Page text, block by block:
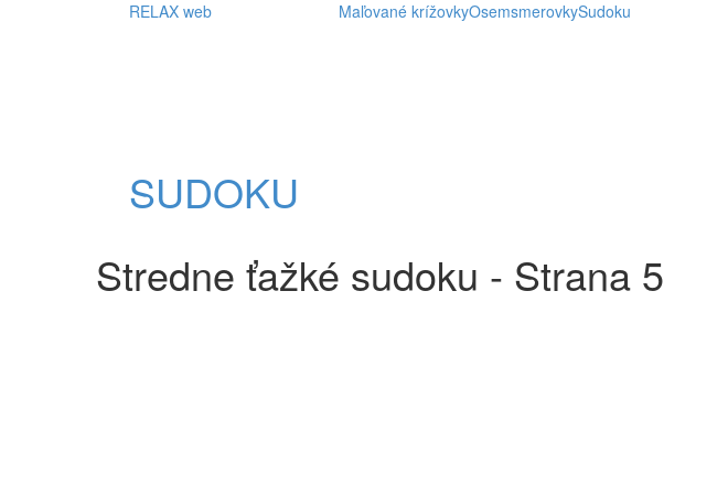
RELAX web Maľované krížovkyOsemsmerovkySudoku
SUDOKU
Stredne ťažké sudoku - Strana 5